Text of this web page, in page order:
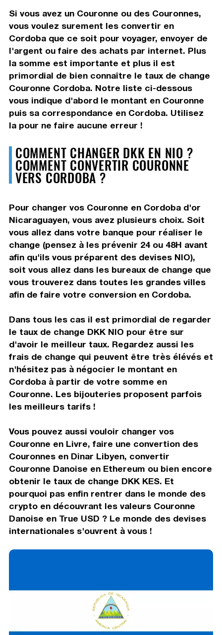
Si vous avez un Couronne ou des Couronnes,
vous voulez surement les convertir en
Cordoba que ce soit pour voyager, envoyer de
l'argent ou faire des achats par internet. Plus
la somme est importante et plus il est
primordial de bien connaître le taux de change
Couronne Cordoba. Notre liste ci-dessous
vous indique d'abord le montant en Couronne
puis sa correspondance en Cordoba. Utilisez
la pour ne faire aucune erreur !
COMMENT CHANGER DKK EN NIO ?
COMMENT CONVERTIR COURONNE
VERS CORDOBA ?
Pour changer vos Couronne en Cordoba d'or
Nicaraguayen, vous avez plusieurs choix. Soit
vous allez dans votre banque pour réaliser le
change (pensez à les prévenir 24 ou 48H avant
afin qu'ils vous préparent des devises NIO),
soit vous allez dans les bureaux de change que
vous trouverez dans toutes les grandes villes
afin de faire votre conversion en Cordoba.
Dans tous les cas il est primordial de regarder
le taux de change DKK NIO pour être sur
d'avoir le meilleur taux. Regardez aussi les
frais de change qui peuvent être très élévés et
n'hésitez pas à négocier le montant en
Cordoba à partir de votre somme en
Couronne. Les bijouteries proposent parfois
les meilleurs tarifs !
Vous pouvez aussi vouloir changer vos
Couronne en Livre, faire une convertion des
Couronnes en Dinar Libyen, convertir
Couronne Danoise en Ethereum ou bien encore
obtenir le taux de change DKK KES. Et
pourquoi pas enfin rentrer dans le monde des
crypto en découvrant les valeurs Couronne
Danoise en True USD ? Le monde des devises
internationales s'ouvrent à vous !